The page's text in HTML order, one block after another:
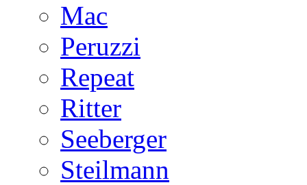
Mac
Peruzzi
Repeat
Ritter
Seeberger
Steilmann